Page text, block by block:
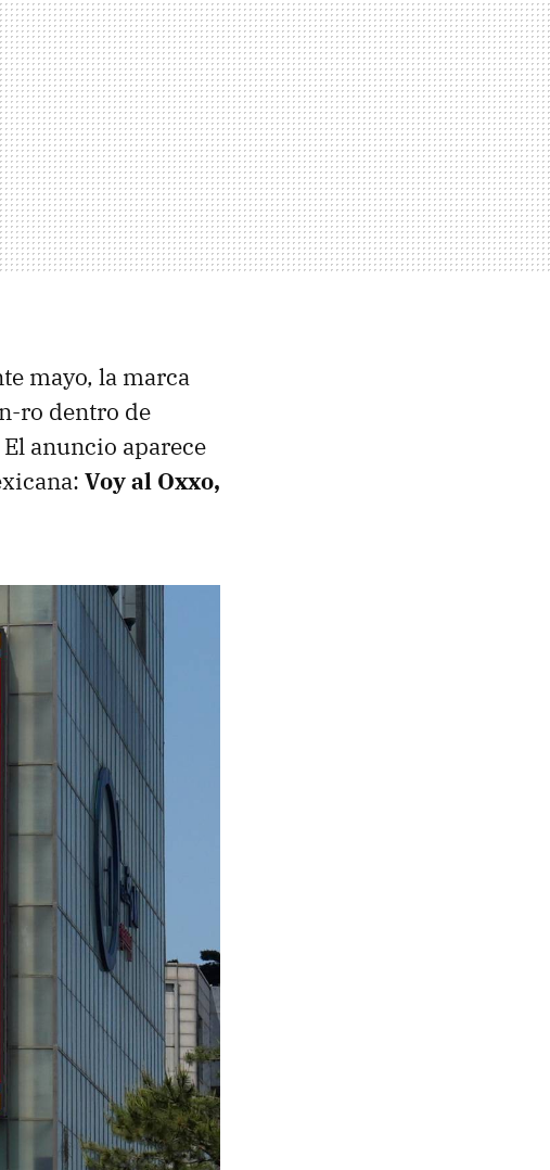
mayo, la marca
ro dentro de
anuncio aparece
Voy al Oxxo,